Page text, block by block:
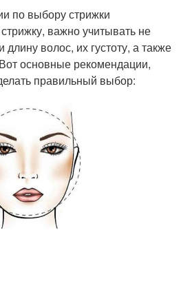
по выбору стрижки
важно учитывать не
волос, их густоту, а также
основные рекомендации,
правильный выбор: